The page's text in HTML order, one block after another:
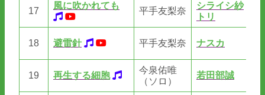
17
風に吹かれても
平手友梨奈
シライシ紗
トリ
18 避雷針 平手友梨奈 ナスカ
19 再生する細胞
今泉佑唯
（ソロ）
若田部誠